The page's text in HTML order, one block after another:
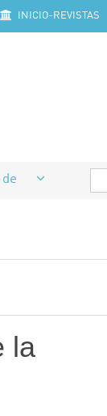
INICIO-REVISTAS
la